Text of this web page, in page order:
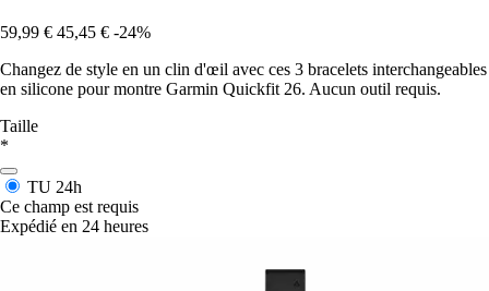
59,99 € 45,45 € -24%
Changez de style en un clin d'œil avec ces 3 bracelets interchangeables
en silicone pour montre Garmin Quickfit 26. Aucun outil requis.
Taille
*
TU 24h
Ce champ est requis
Expédié en 24 heures